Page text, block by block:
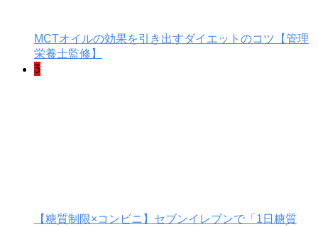
MCTオイルの効果を引き出すダイエットのコツ【管理
栄養士監修】
3
【糖質制限×コンビニ】セブンイレブンで「1日糖質